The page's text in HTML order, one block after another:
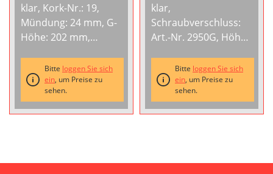
klar, Kork-Nr.: 19,
Mündung: 24 mm, G-
Höhe: 202 mm,
Bitte loggen Sie sich
ein, um Preise zu
sehen.
klar,
Schraubverschluss:
Art.-Nr. 2950G, Höhe:
Bitte loggen Sie sich
ein, um Preise zu
sehen.